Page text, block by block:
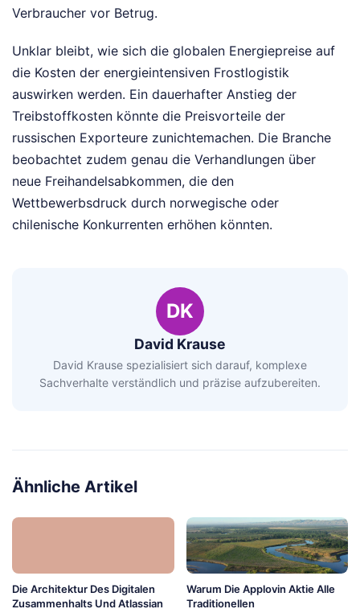
Verbraucher vor Betrug.
Unklar bleibt, wie sich die globalen Energiepreise auf
die Kosten der energieintensiven Frostlogistik
auswirken werden. Ein dauerhafter Anstieg der
Treibstoffkosten könnte die Preisvorteile der
russischen Exporteure zunichtemachen. Die Branche
beobachtet zudem genau die Verhandlungen über
neue Freihandelsabkommen, die den
Wettbewerbsdruck durch norwegische oder
chilenische Konkurrenten erhöhen könnten.
DK
David Krause
David Krause spezialisiert sich darauf, komplexe
Sachverhalte verständlich und präzise aufzubereiten.
Ähnliche Artikel
Die Architektur Des Digitalen
Zusammenhalts Und Atlassian
Warum Die Applovin Aktie Alle
Traditionellen